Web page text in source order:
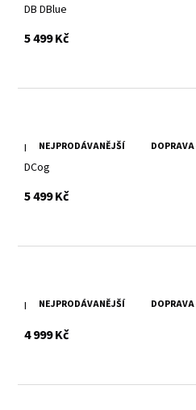
DB DBlue
5 499 Kčs DPH
NEJPRODÁVANĚJŠÍ
Koňaková pánská kožená bunda s
DCog
5 499 Kčs DPH
NEJPRODÁVANĚJŠÍ
Dámská černá kožená bunda s
4 999 Kčs DPH